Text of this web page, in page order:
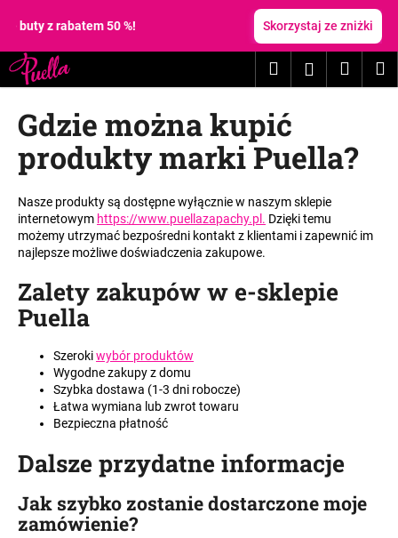
z rabatem 50 %! Skorzystaj ze zniżki
SzukajZaloguj
Gdzie można kupić
produkty marki Puella?
Nasze produkty są dostępne wyłącznie w naszym sklepie
internetowym https://www.puellazapachy.pl. Dzięki temu
możemy utrzymać bezpośredni kontakt z klientami i zapewnić im
najlepsze możliwe doświadczenia zakupowe.
Zalety zakupów w e-sklepie
Puella
Szerokiwybór produktów
Wygodne zakupy z domu
Szybka dostawa (1-3 dni robocze)
Łatwa wymiana lub zwrot towaru
Bezpieczna płatność
Dalsze przydatne informacje
Jak szybko zostanie dostarczone moje
zamówienie?
s
z powrotem
powrotem
C
z
e
g
o
s
z
u
k
a
s
SZUKAJ